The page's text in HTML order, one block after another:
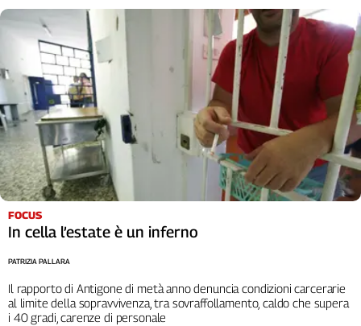
FOCUS
In cella l’estate è un inferno
Il rapporto di Antigone di metà anno denuncia condizioni carcerarie
al limite della sopravvivenza, tra sovraffollamento, caldo che supera
i 40 gradi, carenze di personale
PATRIZIA PALLARA